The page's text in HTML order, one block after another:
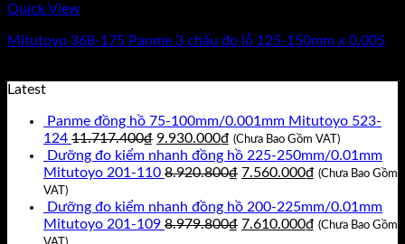
Quick View
Mitutoyo 368-175 Panme 3 chấu đo lỗ 125-150mm x 0.005
15.540.000₫.là:
12.950.000₫.
Latest
Panme đồng hồ 75-100mm/0.001mm Mitutoyo 523-
124 11.717.400₫ Giá
gốc
là:
9.930.000₫ Giá
hiện
tại
9.930.000₫.
(Chưa Bao Gồm VAT)
Dưỡng đo kiểm nhanh đồng hồ 225-250mm/0.01mm
Mitutoyo 201-110 8.920.800₫ Giá
là:
8.920.800₫.
7.560.000₫ Giá
tại
là:
(Chưa Bao Gồm
VAT)
Dưỡng đo kiểm nhanh đồng hồ 200-225mm/0.01mm
Mitutoyo 201-109 8.979.800₫ Giá
7.610.000₫ Giá
(Chưa Bao Gồm